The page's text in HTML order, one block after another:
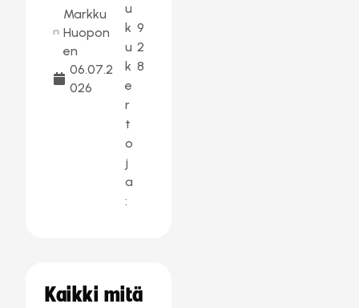
Markku
Huopon
en
06.07.2
026
u
k
u
k
e
r
t
o
j
a
:
9
2
8
Kaikki mitä